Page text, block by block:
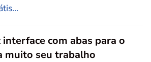
interface com abas para o
muito seu trabalho